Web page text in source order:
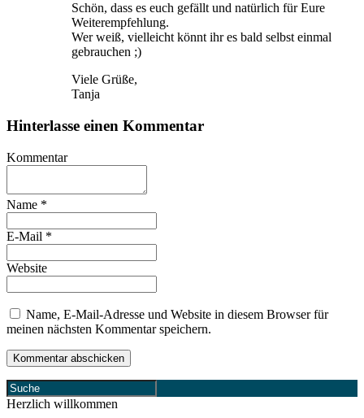
Schön, dass es euch gefällt und natürlich für Eure
Weiterempfehlung.
Wer weiß, vielleicht könnt ihr es bald selbst einmal
gebrauchen ;)
Viele Grüße,
Tanja
Hinterlasse einen Kommentar
Kommentar
Name *
E-Mail *
Website
Name, E-Mail-Adresse und Website in diesem Browser für
meinen nächsten Kommentar speichern.
Herzlich willkommen